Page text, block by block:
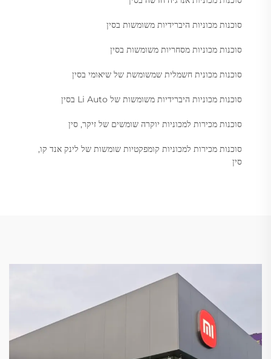
סוכנות מכוניות היברידיות משומשות בסין
סוכנות מכוניות מסחריות משומשות בסין
סוכנות מכונית חשמלית שמשומשת של שיאומי בסין
סוכנות מכוניות היברידיות משומשות של Li Auto בסין
סוכנות מכירות למכוניות יוקרה שומשים של זיקר, סין
סוכנות מכירות למכוניות קומפקטיות שומשות של לינק אנד קו,
סין